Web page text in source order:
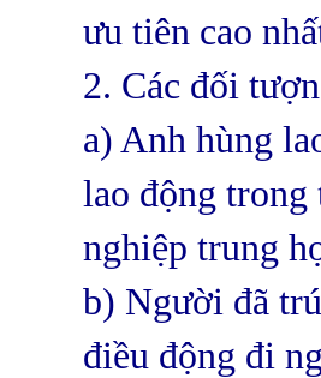
ưu tiên cao
2. Các đối
a) Anh hùng
lao động trong
nghiệp trung
b) Người đã
điều động đi